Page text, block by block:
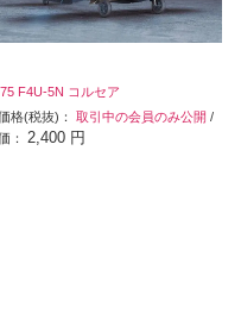
F4U-5N コルセア
格(税抜)：取引中の会員のみ公開 /
： 2,400 円